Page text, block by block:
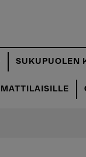
SUKUPUOLEN